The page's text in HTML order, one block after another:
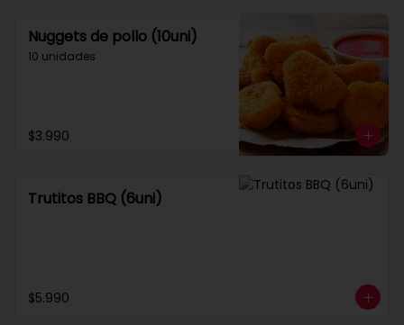
Nuggets de pollo (10uni)
10 unidades
$3.990
Trutitos BBQ (6uni)
$5.990